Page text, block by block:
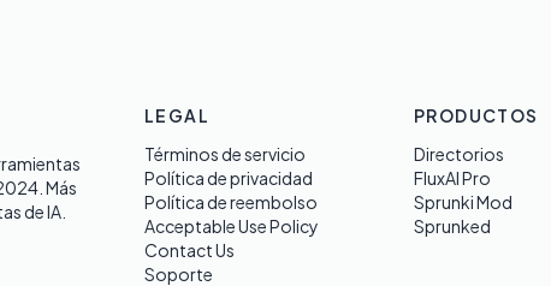
Más
de IA.
LEGAL
Términos de servicio
Política de privacidad
Política de reembolso
Acceptable Use Policy
Contact Us
Soporte
PRODUCTOS
Directorios
FluxAI Pro
Sprunki Mod
Sprunked